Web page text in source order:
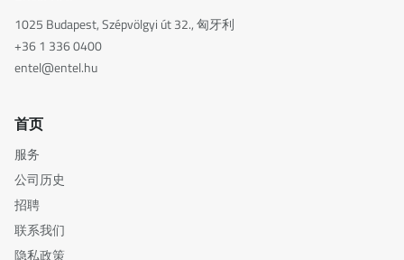
1025 Budapest, Szépvölgyi út 32., 匈牙利
+36 1 336 0400
entel@entel.hu
首页
服务
公司历史
招聘
联系我们
隐私政策